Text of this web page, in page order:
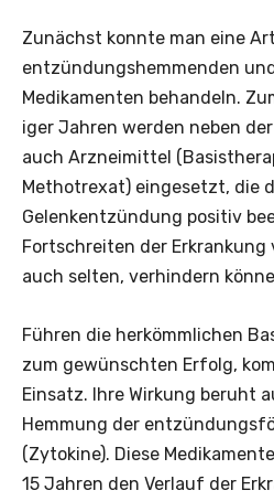
Zunächst konnte man eine
entzündungshemmenden
Medikamenten behandeln.
iger Jahren werden neben
auch Arzneimittel
Methotrexat) eingesetzt, die
Gelenkentzündung positiv
Fortschreiten der Erkrankung
auch selten, verhindern
Führen die herkömmlichen
zum gewünschten Erfolg,
Einsatz. Ihre Wirkung beruht
Hemmung der
(Zytokine). Diese
15 Jahren den Verlauf der